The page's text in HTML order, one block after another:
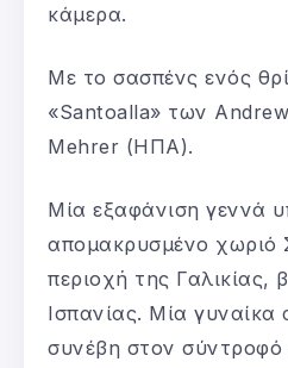
κάμερα.
Με το σασπένς ενός
«Santoalla» των
Mehrer (ΗΠΑ).
Μία εξαφάνιση γεννά
απομακρυσμένο χωριό
περιοχή της Γαλικίας,
Ισπανίας. Μία γυναίκα
συνέβη στον